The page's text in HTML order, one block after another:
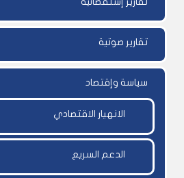
تقارير صوتية
سياسة وإقتصاد
الانهيار الاقتصادي
الدعم السريع